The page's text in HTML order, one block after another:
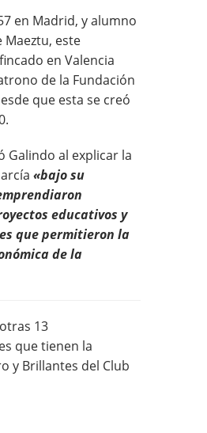
en Madrid, y alumno
Maeztu, este
en Valencia
de la Fundación
que esta se creó
Galindo al explicar la
«bajo su
educativos y
que permitieron la
de la
13
que tienen la
y Brillantes del Club